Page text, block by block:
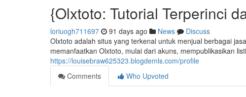
{Olxtoto: Tutorial Terperinci
loriuogh711697 91 days ago News
Discuss
Olxtoto adalah situs yang terkenal untuk menjual berbagai
memanfaatkan Olxtoto, mulai dari akuns, mempublikasikan
https://louisebraw625323.blogdemls.com/profile
Comments
Who Upvoted